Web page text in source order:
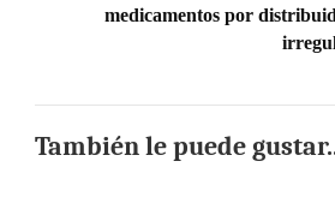
medicamentos por
También le puede